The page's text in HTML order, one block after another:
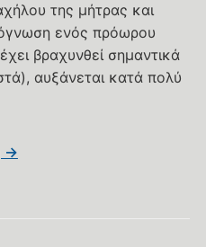
της μήτρας και
ενός πρόωρου
βραχυνθεί σημαντικά
αυξάνεται κατά πολύ
→